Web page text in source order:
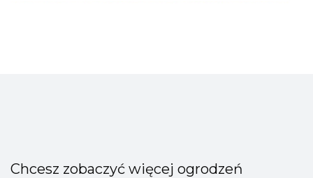
Chcesz zobaczyć więcej ogrodzeń